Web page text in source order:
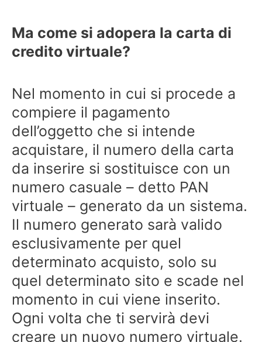
Ma come si adopera la carta di
credito virtuale?
Nel momento in cui si procede a
compiere il pagamento
dell’oggetto che si intende
acquistare, il numero della carta
da inserire si sostituisce con un
numero casuale – detto PAN
virtuale – generato da un sistema.
Il numero generato sarà valido
esclusivamente per quel
determinato acquisto, solo su
quel determinato sito e scade nel
momento in cui viene inserito.
Ogni volta che ti servirà devi
creare un nuovo numero virtuale.